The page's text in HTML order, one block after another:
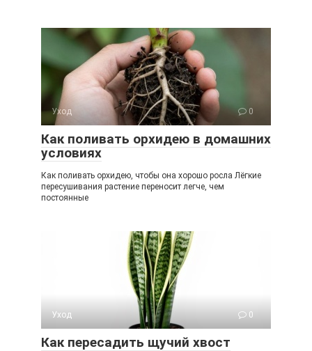
Уход 0
Как поливать орхидею в домашних
условиях
Как поливать орхидею, чтобы она хорошо росла Лёгкие
пересушивания растение переносит легче, чем
постоянные
Уход 0
Как пересадить щучий хвост